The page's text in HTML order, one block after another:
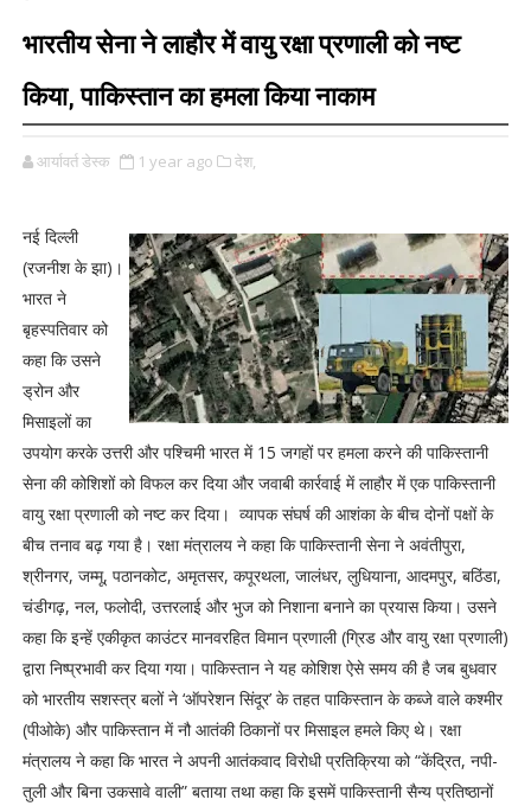
भारतीय सेना ने लाहौर में वायु रक्षा प्रणाली को नष्ट
किया, पाकिस्तान का हमला किया नाकाम
आर्यावर्त डेस्क 1 year ago देश,
नई दिल्ली
(रजनीश के झा)।
भारत ने
बृहस्पतिवार को
कहा कि उसने
ड्रोन और
मिसाइलों का
उपयोग करके उत्तरी और पश्चिमी भारत में 15 जगहों पर हमला करने की पाकिस्तानी
सेना की कोशिशों को विफल कर दिया और जवाबी कार्रवाई में लाहौर में एक पाकिस्तानी
वायु रक्षा प्रणाली को नष्ट कर दिया। व्यापक संघर्ष की आशंका के बीच दोनों पक्षों के
बीच तनाव बढ़ गया है। रक्षा मंत्रालय ने कहा कि पाकिस्तानी सेना ने अवंतीपुरा,
श्रीनगर, जम्मू, पठानकोट, अमृतसर, कपूरथला, जालंधर, लुधियाना, आदमपुर, बठिंडा,
चंडीगढ़, नल, फलोदी, उत्तरलाई और भुज को निशाना बनाने का प्रयास किया। उसने
कहा कि इन्हें एकीकृत काउंटर मानवरहित विमान प्रणाली (ग्रिड और वायु रक्षा प्रणाली)
द्वारा निष्प्रभावी कर दिया गया। पाकिस्तान ने यह कोशिश ऐसे समय की है जब बुधवार
को भारतीय सशस्त्र बलों ने ‘ऑपरेशन सिंदूर’ के तहत पाकिस्तान के कब्जे वाले कश्मीर
(पीओके) और पाकिस्तान में नौ आतंकी ठिकानों पर मिसाइल हमले किए थे। रक्षा
मंत्रालय ने कहा कि भारत ने अपनी आतंकवाद विरोधी प्रतिक्रिया को “केंद्रित, नपी-
तुली और बिना उकसावे वाली” बताया तथा कहा कि इसमें पाकिस्तानी सैन्य प्रतिष्ठानों